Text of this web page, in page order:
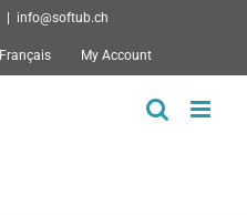
info@softub.ch
Français My Account